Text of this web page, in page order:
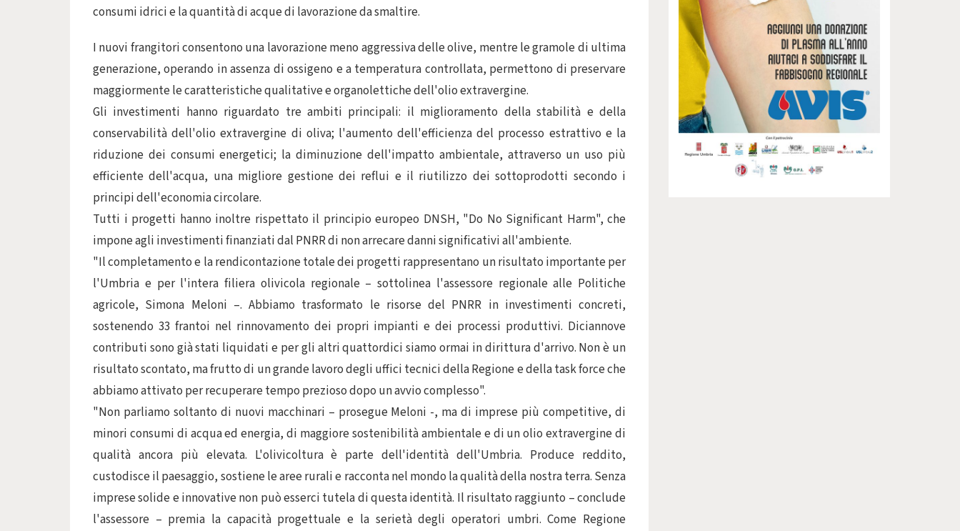
consumi idrici e la quantità di acque di lavorazione da smaltire.
I nuovi frangitori consentono una lavorazione meno aggressiva delle olive, mentre le gramole di ultima
generazione, operando in assenza di ossigeno e a temperatura controllata, permettono di preservare
maggiormente le caratteristiche qualitative e organolettiche dell'olio extravergine.
Gli investimenti hanno riguardato tre ambiti principali: il miglioramento della stabilità e della
conservabilità dell'olio extravergine di oliva; l'aumento dell'efficienza del processo estrattivo e la
riduzione dei consumi energetici; la diminuzione dell'impatto ambientale, attraverso un uso più
efficiente dell'acqua, una migliore gestione dei reflui e il riutilizzo dei sottoprodotti secondo i
principi dell'economia circolare.
Tutti i progetti hanno inoltre rispettato il principio europeo DNSH, "Do No Significant Harm", che
impone agli investimenti finanziati dal PNRR di non arrecare danni significativi all'ambiente.
"Il completamento e la rendicontazione totale dei progetti rappresentano un risultato importante per
l'Umbria e per l'intera filiera olivicola regionale – sottolinea l'assessore regionale alle Politiche
agricole, Simona Meloni –. Abbiamo trasformato le risorse del PNRR in investimenti concreti,
sostenendo 33 frantoi nel rinnovamento dei propri impianti e dei processi produttivi. Diciannove
contributi sono già stati liquidati e per gli altri quattordici siamo ormai in dirittura d'arrivo. Non è un
risultato scontato, ma frutto di un grande lavoro degli uffici tecnici della Regione e della task force che
abbiamo attivato per recuperare tempo prezioso dopo un avvio complesso".
"Non parliamo soltanto di nuovi macchinari – prosegue Meloni -, ma di imprese più competitive, di
minori consumi di acqua ed energia, di maggiore sostenibilità ambientale e di un olio extravergine di
qualità ancora più elevata. L'olivicoltura è parte dell'identità dell'Umbria. Produce reddito,
custodisce il paesaggio, sostiene le aree rurali e racconta nel mondo la qualità della nostra terra. Senza
imprese solide e innovative non può esserci tutela di questa identità. Il risultato raggiunto – conclude
l'assessore – premia la capacità progettuale e la serietà degli operatori umbri. Come Regione